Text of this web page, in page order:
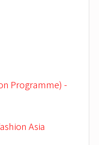
Programme) -
Asia